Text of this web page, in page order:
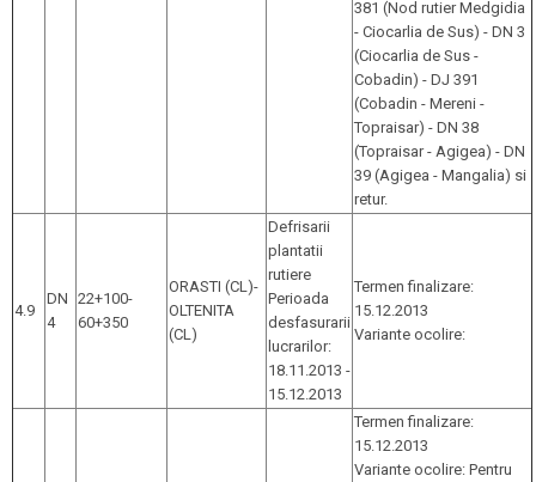
381 (Nod rutier Medgidia
- Ciocarlia de Sus) - DN 3
(Ciocarlia de Sus -
Cobadin) - DJ 391
(Cobadin - Mereni -
Topraisar) - DN 38
(Topraisar - Agigea) - DN
39 (Agigea - Mangalia) si
retur.
4.9
DN
4
22+100-
60+350
ORASTI (CL)-
OLTENITA
(CL)
Defrisarii
plantatii
rutiere
Perioada
desfasurarii
lucrarilor:
18.11.2013 -
15.12.2013
Termen finalizare:
15.12.2013
Variante ocolire:
Termen finalizare:
15.12.2013
Variante ocolire: Pentru